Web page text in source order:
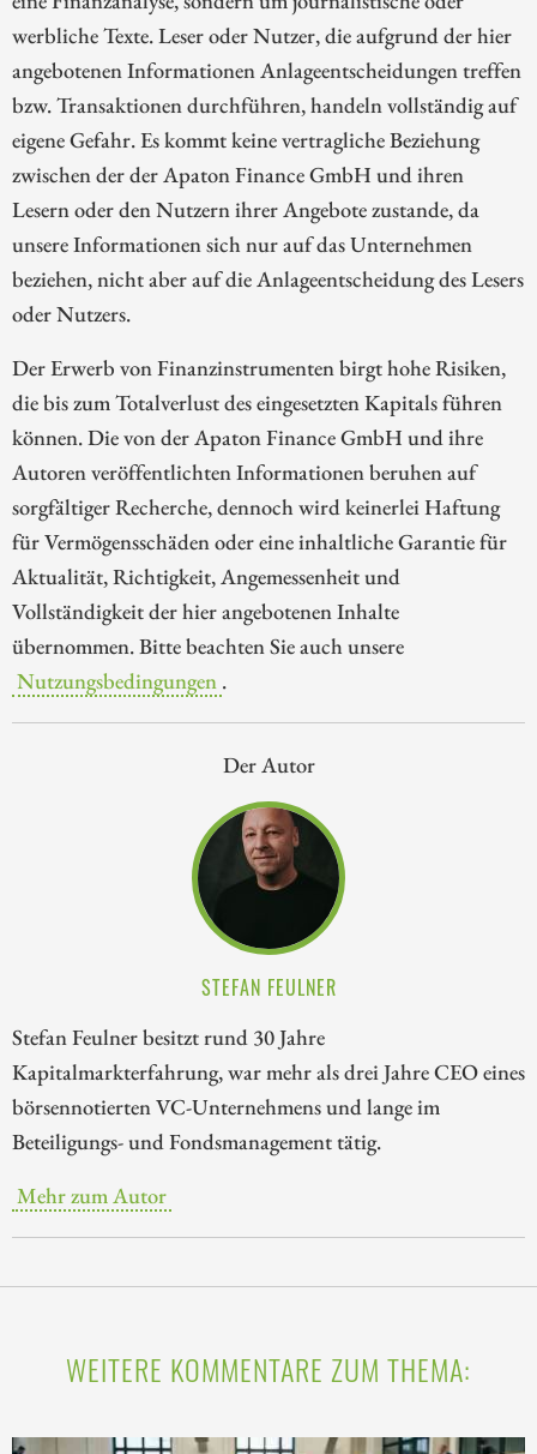
werbliche Texte. Leser oder Nutzer, die aufgrund der hier
angebotenen Informationen Anlageentscheidungen treffen
bzw. Transaktionen durchführen, handeln vollständig auf
eigene Gefahr. Es kommt keine vertragliche Beziehung
zwischen der der Apaton Finance GmbH und ihren
Lesern oder den Nutzern ihrer Angebote zustande, da
unsere Informationen sich nur auf das Unternehmen
beziehen, nicht aber auf die Anlageentscheidung des Lesers
oder Nutzers.
Der Erwerb von Finanzinstrumenten birgt hohe Risiken,
die bis zum Totalverlust des eingesetzten Kapitals führen
können. Die von der Apaton Finance GmbH und ihre
Autoren veröffentlichten Informationen beruhen auf
sorgfältiger Recherche, dennoch wird keinerlei Haftung
für Vermögensschäden oder eine inhaltliche Garantie für
Aktualität, Richtigkeit, Angemessenheit und
Vollständigkeit der hier angebotenen Inhalte
übernommen. Bitte beachten Sie auch unsere
Nutzungsbedingungen .
Der Autor
STEFAN FEULNER
Stefan Feulner besitzt rund 30 Jahre
Kapitalmarkterfahrung, war mehr als drei Jahre CEO eines
börsennotierten VC-Unternehmens und lange im
Beteiligungs- und Fondsmanagement tätig.
Mehr zum Autor
WEITERE KOMMENTARE ZUM THEMA: